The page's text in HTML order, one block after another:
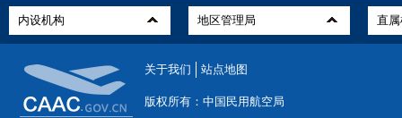
关于我们 站点地图
版权所有：中国民用航空局